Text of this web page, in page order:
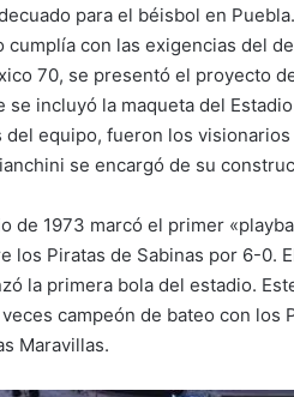
para el béisbol en
cumplía con las exigencias del
70, se presentó el proyecto
se incluyó la maqueta del
del equipo, fueron los
se encargó de su
de 1973 marcó el primer
los Piratas de Sabinas por 6-0.
la primera bola del estadio.
campeón de bateo con
Maravillas.